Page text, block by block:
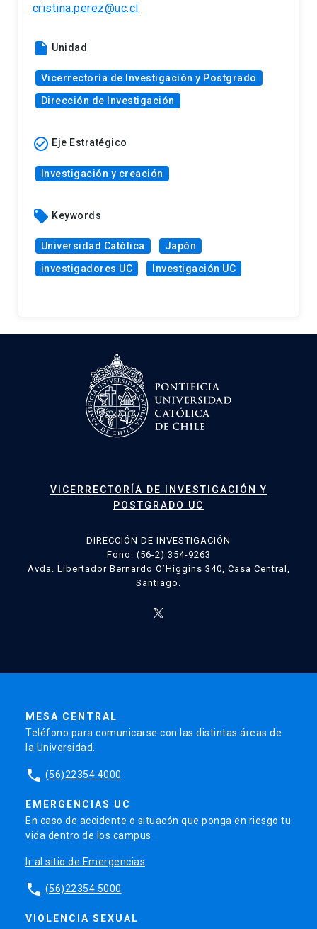
cristina.perez@uc.cl
insert_drive_file Unidad
Vicerrectoría de Investigación y Postgrado
Dirección de Investigación
check_circle_outline Eje Estratégico
Investigación y creación
local_offer Keywords
Universidad Católica
Japón
investigadores UC
Investigación UC
VICERRECTORÍA DE INVESTIGACIÓN Y
POSTGRADO UC
DIRECCIÓN DE INVESTIGACIÓN
Fono: (56-2) 354-9263
Avda. Libertador Bernardo O’Higgins 340, Casa Central,
Santiago.
MESA CENTRAL
Teléfono para comunicarse con las distintas áreas de
la Universidad.
phone (56)22354 4000
EMERGENCIAS UC
En caso de accidente o situacón que ponga en riesgo tu
vida dentro de los campus
Ir al sitio de Emergencias
phone (56)22354 5000
VIOLENCIA SEXUAL